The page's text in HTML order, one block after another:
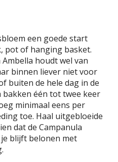
een goede start
pot of hanging basket.
Ambella houdt wel van
binnen liever niet voor
buiten de hele dag in de
bakken één tot twee keer
minimaal eens per
toe. Haal uitgebloeide
dat de Campanula
blijft belonen met